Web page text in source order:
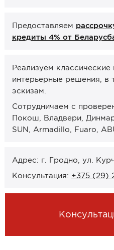
Онлайн-формат
Оплата
Рассрочка 0% (без
Кредиты 4% от
Карты рассрочек
Контакты и график
Сотрудничество
Предоставляем
кредиты 4% от
Реализуем классические
интерьерные решения, в
эскизам.
Сотрудничаем с
Покош, Владвери,
SUN, Armadillo, Fuaro,
Адрес: г. Гродно, ул.
Консультация: +375 (29)